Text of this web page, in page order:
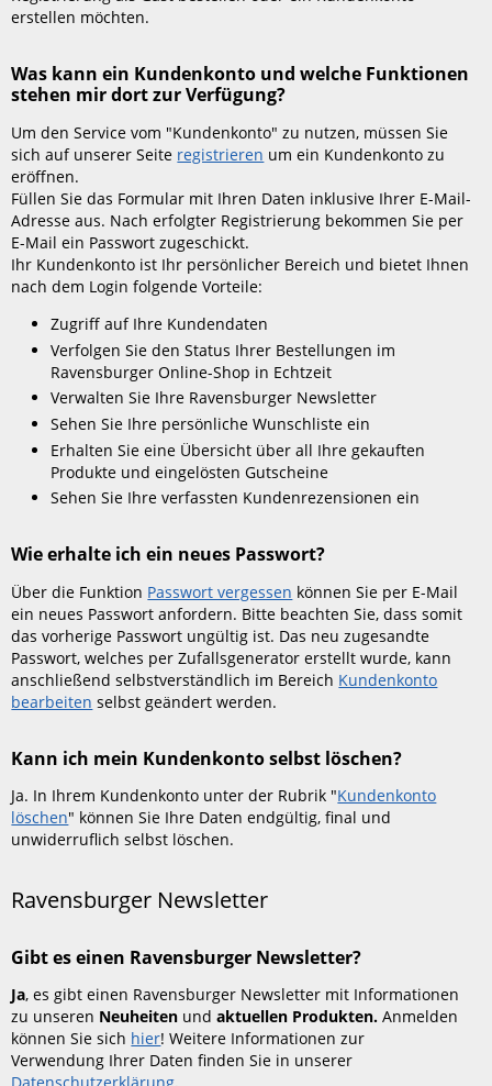
erstellen möchten.
Was kann ein Kundenkonto und welche Funktionen
stehen mir dort zur Verfügung?
Um den Service vom "Kundenkonto" zu nutzen, müssen Sie
sich auf unserer Seite registrieren um ein Kundenkonto zu
eröffnen.
Füllen Sie das Formular mit Ihren Daten inklusive Ihrer E-Mail-
Adresse aus. Nach erfolgter Registrierung bekommen Sie per
E-Mail ein Passwort zugeschickt.
Ihr Kundenkonto ist Ihr persönlicher Bereich und bietet Ihnen
nach dem Login folgende Vorteile:
Zugriff auf Ihre Kundendaten
Verfolgen Sie den Status Ihrer Bestellungen im
Ravensburger Online-Shop in Echtzeit
Verwalten Sie Ihre Ravensburger Newsletter
Sehen Sie Ihre persönliche Wunschliste ein
Erhalten Sie eine Übersicht über all Ihre gekauften
Produkte und eingelösten Gutscheine
Sehen Sie Ihre verfassten Kundenrezensionen ein
Wie erhalte ich ein neues Passwort?
Über die Funktion Passwort vergessen können Sie per E-Mail
ein neues Passwort anfordern. Bitte beachten Sie, dass somit
das vorherige Passwort ungültig ist. Das neu zugesandte
Passwort, welches per Zufallsgenerator erstellt wurde, kann
anschließend selbstverständlich im Bereich Kundenkonto
bearbeiten selbst geändert werden.
Kann ich mein Kundenkonto selbst löschen?
Ja. In Ihrem Kundenkonto unter der Rubrik "Kundenkonto
löschen" können Sie Ihre Daten endgültig, final und
unwiderruflich selbst löschen.
Ravensburger Newsletter
Gibt es einen Ravensburger Newsletter?
Ja, es gibt einen Ravensburger Newsletter mit Informationen
zu unseren Neuheiten undaktuellen Produkten. Anmelden
können Sie sich hier! Weitere Informationen zur
Verwendung Ihrer Daten finden Sie in unserer